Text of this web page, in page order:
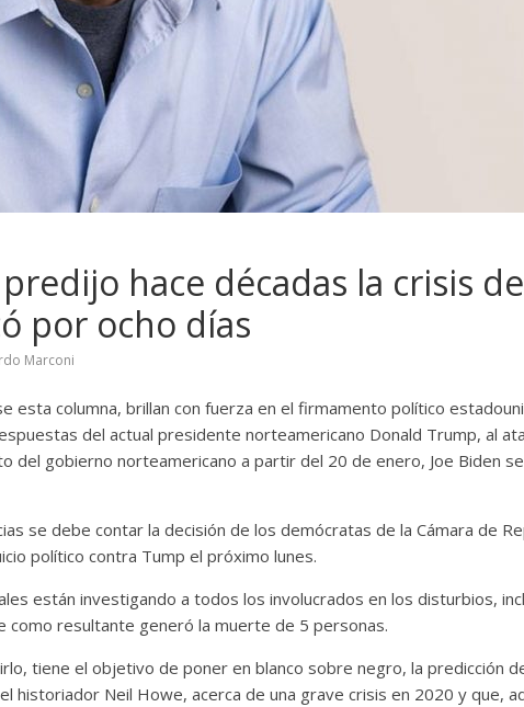
hace décadas la crisis
por ocho días
Marconi
esta columna, brillan con fuerza en el firmamento político
del actual presidente norteamericano Donald Trump, al
del gobierno norteamericano a partir del 20 de enero, Joe Biden
se debe contar la decisión de los demócratas de la Cámara de
político contra Tump el próximo lunes.
están investigando a todos los involucrados en los disturbios,
como resultante generó la muerte de 5 personas.
tiene el objetivo de poner en blanco sobre negro, la predicción
historiador Neil Howe, acerca de una grave crisis en 2020 y que,